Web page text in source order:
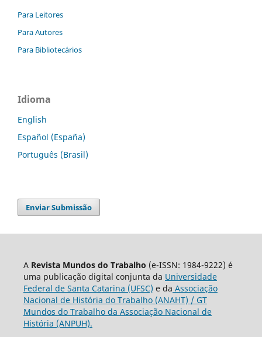
Para Leitores
Para Autores
Para Bibliotecários
Idioma
English
Español (España)
Português (Brasil)
Enviar Submissão
A Revista Mundos do Trabalho (e-ISSN: 1984-9222) é
uma publicação digital conjunta da Universidade
Federal de Santa Catarina (UFSC) e da Associação
Nacional de História do Trabalho (ANAHT) / GT
Mundos do Trabalho da Associação Nacional de
História (ANPUH).